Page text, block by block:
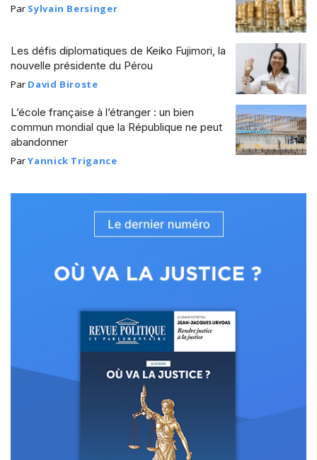
Par Sylvain Bersinger
Les défis diplomatiques de Keiko Fujimori, la
nouvelle présidente du Pérou
Par David Biroste
L’école française à l’étranger : un bien
commun mondial que la République ne peut
abandonner
ParYannick Trigance